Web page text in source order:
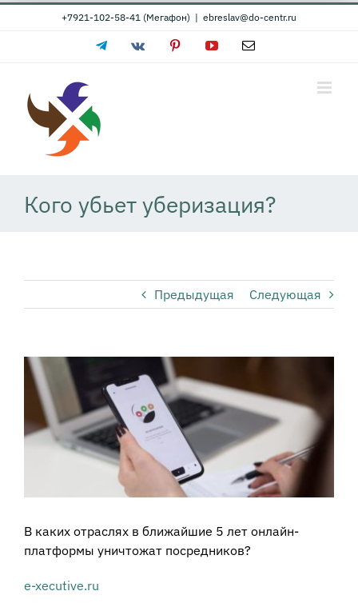
Skip
+7921-102-58-41 (Мегафон) | ebreslav@do-centr.ru
TelegramVk PinterestYouTubeEmail
Кого убьет уберизация?
Предыдущая Следующая
View
Larger
Image
В каких отраслях в ближайшие 5 лет онлайн-
платформы уничтожат посредников?
e-xecutive.ru